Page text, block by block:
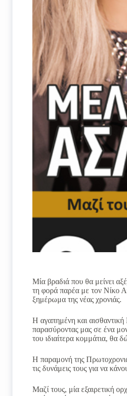
Μία βραδιά που θα μείνει
τη φορά παρέα με τον Νίκο
ξημέρωμα της νέας χρονιάς.
Η αγαπημένη και αισθαντική
παρασύροντας μας σε ένα
του ιδιαίτερα κομμάτια, θα
Η παραμονή της
τις δυνάμεις τους για να
Μαζί τους, μία εξαιρετική